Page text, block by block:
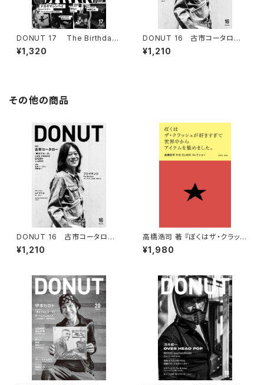
DONUT 17 The Birthday
「10 DISCS」
¥1,320
DONUT 16 古市コータロー
「赤のブルース」
¥1,210
その他の商品
DONUT 16 古市コータロー
「赤のブルース」
¥1,210
高橋浩司 著 『ぼくはザ・クラッシ
ュが好きすぎて世界中からアイ
テムを集めました。』
¥1,980